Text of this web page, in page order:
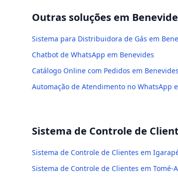
Outras soluções em
Sistema para Distribuidora de Gás em
Chatbot de WhatsApp em Benevides
Catálogo Online com Pedidos em Benevides
Automação de Atendimento no WhatsApp
Sistema de Controle de
Sistema de Controle de Clientes em
Sistema de Controle de Clientes em Tomé-